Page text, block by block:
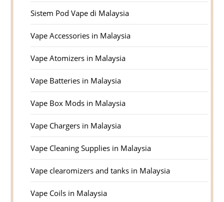
Sistem Pod Vape di Malaysia
Vape Accessories in Malaysia
Vape Atomizers in Malaysia
Vape Batteries in Malaysia
Vape Box Mods in Malaysia
Vape Chargers in Malaysia
Vape Cleaning Supplies in Malaysia
Vape clearomizers and tanks in Malaysia
Vape Coils in Malaysia